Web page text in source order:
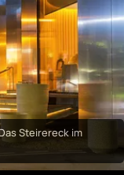
Steirereck im